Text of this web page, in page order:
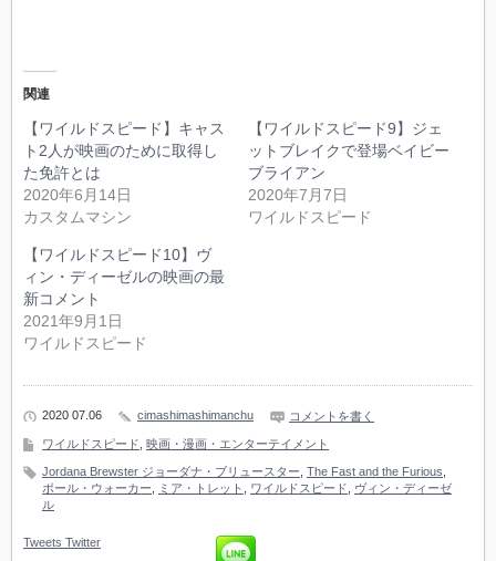
関連
【ワイルドスピード】キャス
ト2人が映画のために取得し
た免許とは
2020年6月14日
カスタムマシン
【ワイルドスピード9】ジェ
ットブレイクで登場ベイビー
ブライアン
2020年7月7日
ワイルドスピード
【ワイルドスピード10】ヴ
ィン・ディーゼルの映画の最
新コメント
2021年9月1日
ワイルドスピード
2020 07.06 cimashimashimanchu コメントを書く
ワイルドスピード 映画・漫画・エンターテイメント
Jordana Brewster ジョーダナ・ブリュースター The Fast and the Furious
ポール・ウォーカー
ミア・トレット ワイルドスピード
ヴィン・ディーゼ
ル
Tweets Twitter